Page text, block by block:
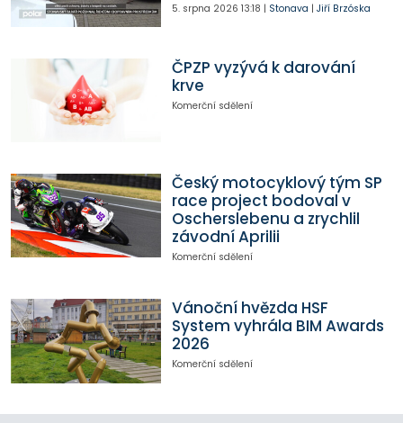
5. srpna 2026 13:18 | Stonava | Jiří Brzóska
ČPZP vyzývá k darování
krve
Komerční sdělení
Český motocyklový tým SP
race project bodoval v
Oscherslebenu a zrychlil
závodní Aprilii
Komerční sdělení
Vánoční hvězda HSF
System vyhrála BIM Awards
2026
Komerční sdělení